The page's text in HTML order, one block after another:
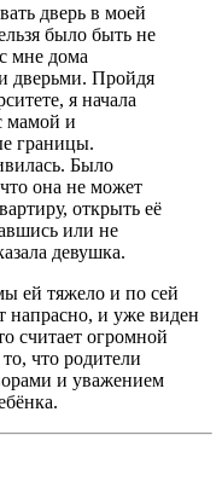
дверь в моей
было быть не
мне дома
дверьми. Пройдя
я начала
мамой и
границы.
Было
она не может
открыть её
или не
девушка.
ей тяжело и по сей
напрасно, и уже виден
считает огромной
что родители
и уважением